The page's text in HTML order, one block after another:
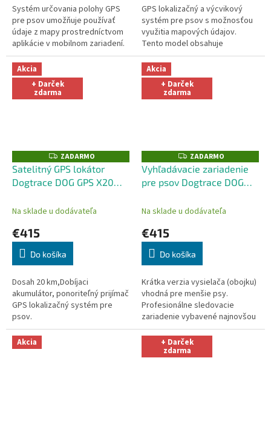
Systém určovania polohy GPS
pre psov umožňuje používať
údaje z mapy prostredníctvom
aplikácie v mobilnom zariadení.
Tento obojok neobsahuje
výcvikový modul, a preto nie je
možné...
GPS lokalizačný a výcvikový
systém pre psov s možnosťou
využitia mapových údajov.
Tento model obsahuje
výcvikový modul s možnosťou
vysielania korekčných impulzov
do obojku ....
Akcia
+ Darček
zdarma
Z
A
D
A
O
ZADARMO
Satelitný GPS lokátor
Dogtrace DOG GPS X20
Na sklade u dodávateľa
€415
Do košíka
Dosah 20 km,Dobíjaci
akumulátor, ponoriteľný prijímač
GPS lokalizačný systém pre
psov.
Akcia
+ Darček
zdarma
Z
A
D
A
O
ZADARMO
Vyhľadávacie zariadenie
pre psov Dogtrace DOG
Na sklade u dodávateľa
€415
Do košíka
Krátka verzia vysielača (obojku)
vhodná pre menšie psy.
Profesionálne sledovacie
zariadenie vybavené najnovšou
technológiou s vysokou
citlivosťou GPS, umožňuje
lokalizovať až 9...
Akcia + Darček
zdarma